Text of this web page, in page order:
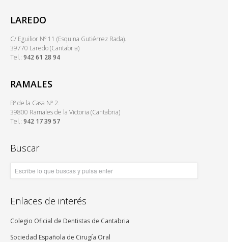
LAREDO
C/ Eguilior Nº 11 (Esquina Gutiérrez Rada).
39770 Laredo (Cantabria)
Tel.: 942 61 28 94
RAMALES
Bº de la Casa Nº 2.
39800 Ramales de la Victoria (Cantabria)
Tel.: 942 17 39 57
Buscar
Enlaces de interés
Colegio Oficial de Dentistas de Cantabria
Sociedad Española de Cirugía Oral